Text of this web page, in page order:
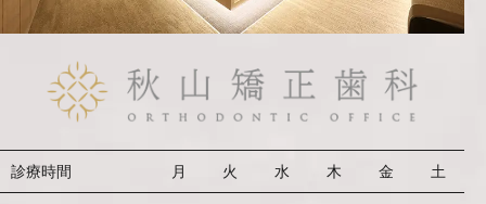
診療時間 月 火 水 木 金 土